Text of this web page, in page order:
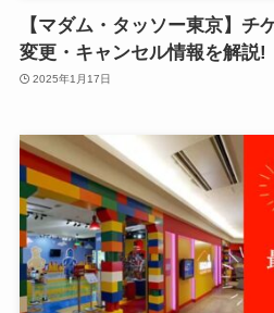
【マダム・タッソー東京】チ
変更・キャンセル情報を解説!
2025年1月17日